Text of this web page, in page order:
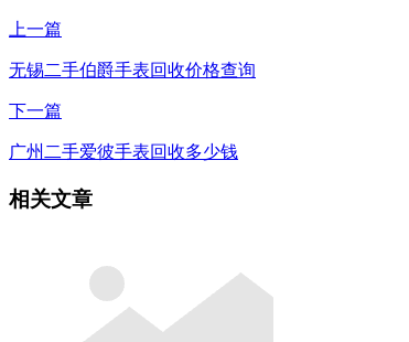
上一篇
无锡二手伯爵手表回收价格查询
下一篇
广州二手爱彼手表回收多少钱
相关文章